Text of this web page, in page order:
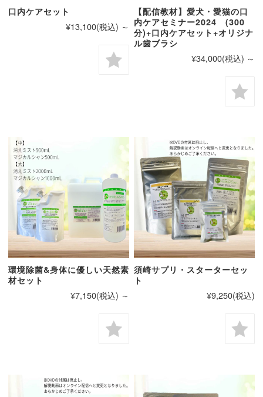
口内ケアセット
¥13,100(税込) ～
【配信教材】愛犬・愛猫の口
内ケアセミナー2024 (300
分)+口内ケアセット+オリジナ
ル歯ブラシ
¥34,000(税込) ～
環境除菌&身体に優しい天然素
材セット
¥7,150(税込) ～
須崎サプリ・スターターセッ
ト
¥9,250(税込)